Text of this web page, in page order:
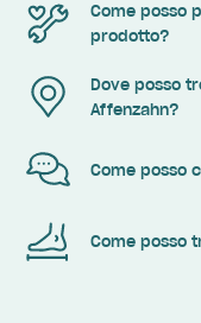
Come posso
prodotto?
Dove posso
Affenzahn?
Come posso
Come posso